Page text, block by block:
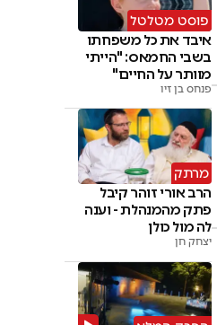
פוסט מטלטל
איבד את כל משפחתו
בשבי החמאס: "הייתי
מוותר על החיים"
פנחס בן זיו
מרתק
הרב אורי זוהר קיבל
פתק מהמנהלת - וענה
לה מול כולן
יצחק חן